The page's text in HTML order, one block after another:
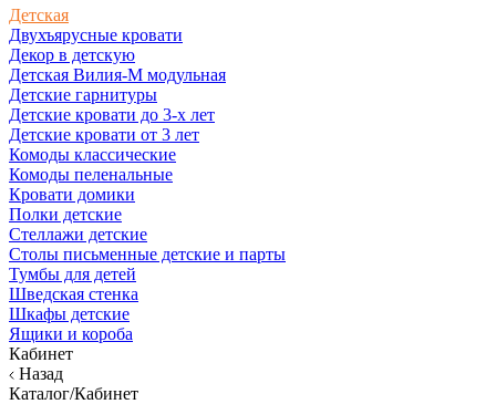
Детская
Двухъярусные кровати
Декор в детскую
Детская Вилия-М модульная
Детские гарнитуры
Детские кровати до 3-х лет
Детские кровати от 3 лет
Комоды классические
Комоды пеленальные
Кровати домики
Полки детские
Стеллажи детские
Столы письменные детские и парты
Тумбы для детей
Шведская стенка
Шкафы детские
Ящики и короба
Кабинет
Назад
Каталог/Кабинет